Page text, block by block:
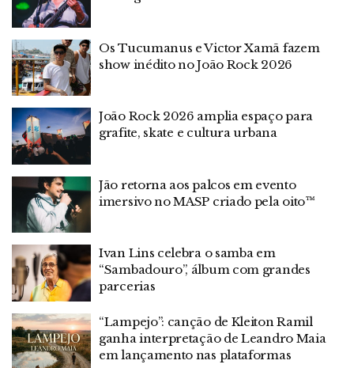
Os Tucumanus e Victor Xamã fazem
show inédito no João Rock 2026
João Rock 2026 amplia espaço para
grafite, skate e cultura urbana
Jão retorna aos palcos em evento
imersivo no MASP criado pela oito™
Ivan Lins celebra o samba em
“Sambadouro”, álbum com grandes
parcerias
“Lampejo”: canção de Kleiton Ramil
ganha interpretação de Leandro Maia
em lançamento nas plataformas